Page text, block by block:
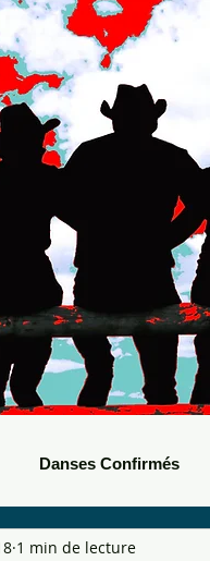
Danses Confirmés
Boots Bals de
1 min de lecture